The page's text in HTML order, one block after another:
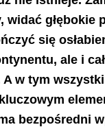
głębokie
się
ale i
w tym
bezpośredni